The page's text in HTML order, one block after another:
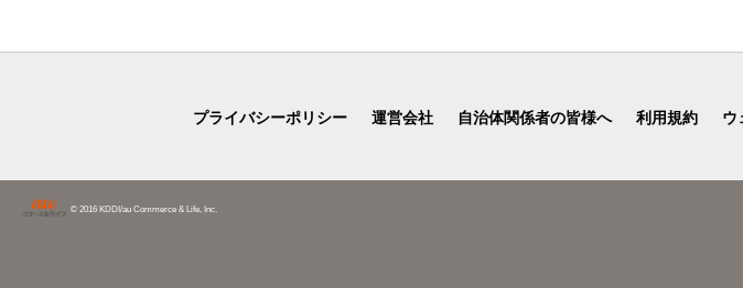
プライバシーポリシー 運営会社 自治体関係者の皆様へ 利用規約 ウ
© 2016 KDDI/au Commerce & Life, Inc.